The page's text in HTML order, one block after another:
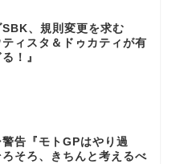
SBK、規則変更を求む
ティスタ＆ドゥカティが有
！』
警告『モトGPはやり過
そろ、きちんと考えるべ